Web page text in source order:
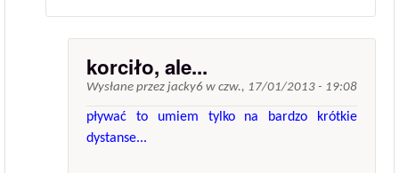
korciło, ale...
Wysłane przez jacky6 w czw., 17/01/2013 - 19:08
pływać to umiem tylko na bardzo krótkie
dystanse...